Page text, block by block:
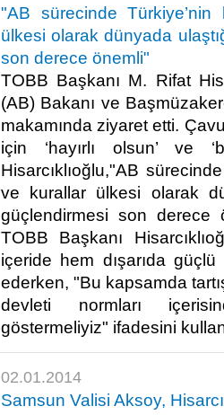
"AB sürecinde
ülkesi olarak dünyada
son derece önemli"
TOBB Başkanı M. Rifat
(AB) Bakanı ve
makamında ziyaret etti.
için ‘hayırlı olsun’ ve
Hisarcıklıoğlu,"AB
ve kurallar ülkesi olarak
güçlendirmesi son derece
TOBB Başkanı
içeride hem dışarıda
ederken, "Bu kapsamda
devleti normları
göstermeliyiz" ifadesini
02.01.2014
Samsun Valisi Aksoy,